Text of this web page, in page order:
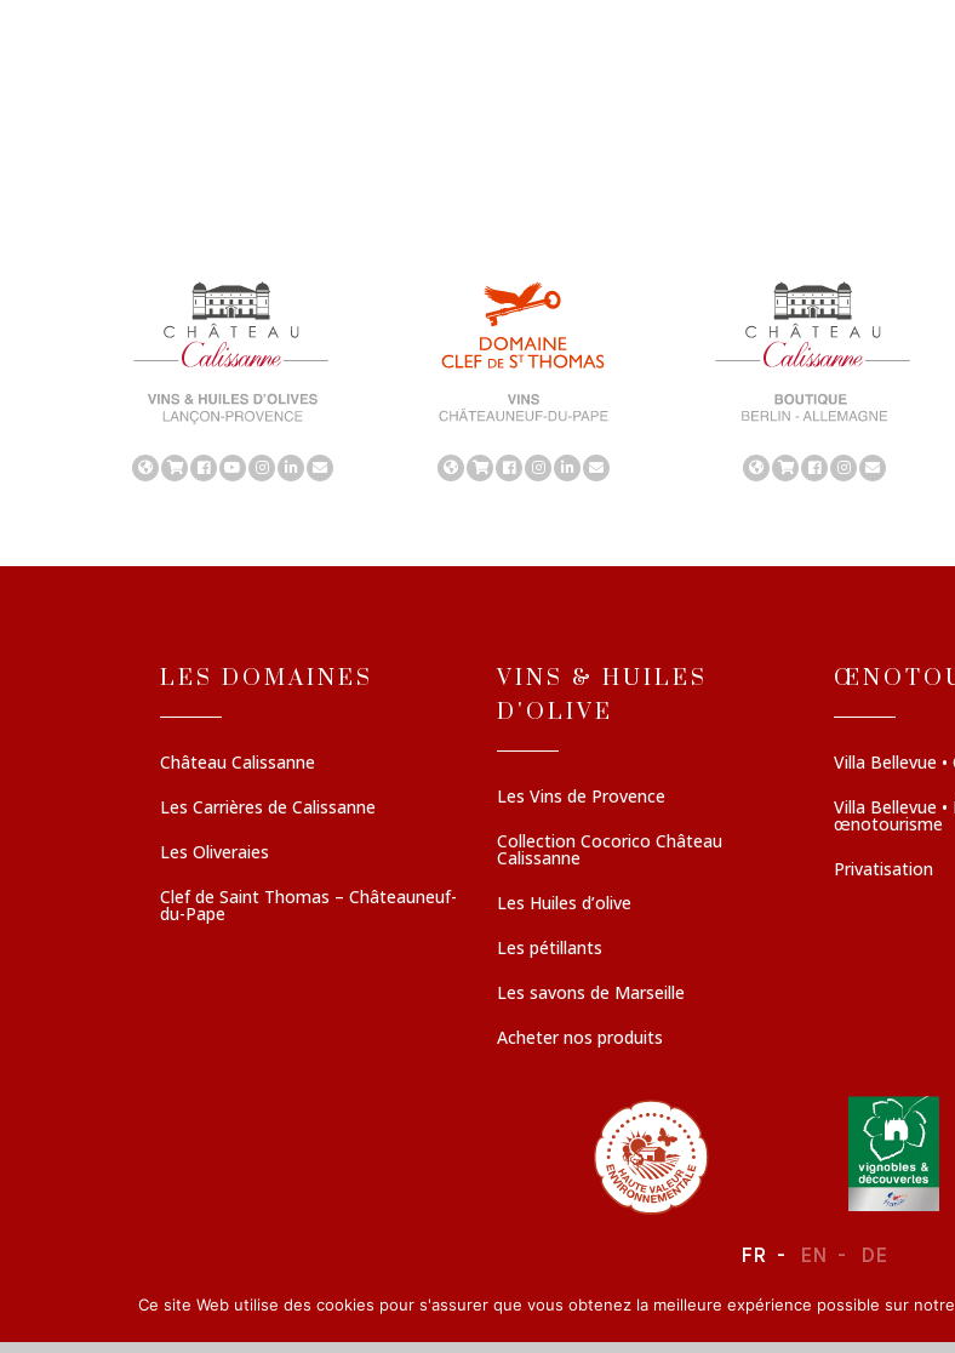
LES DOMAINES
Château Calissanne
Les Carrières de Calissanne
Les Oliveraies
Clef de Saint Thomas – Châteauneuf-
du-Pape
VINS & HUILES
D'OLIVE
Les Vins de Provence
Collection Cocorico Château
Calissanne
Les Huiles d’olive
Les pétillants
Les savons de Marseille
Acheter nos produits
Villa Bellevue
Villa Bellevue
œnotourisme
Privatisation
FR EN DE
Ce site Web utilise des cookies pour s'assurer que vous obtenez la meilleure expérience possible sur